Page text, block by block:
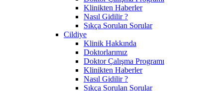
Klinikten Haberler
Nasıl Gidilir ?
Sıkça Sorulan Sorular
Cildiye
Klinik Hakkında
Doktorlarımız
Doktor Çalışma Programı
Klinikten Haberler
Nasıl Gidilir ?
Sıkça Sorulan Sorular